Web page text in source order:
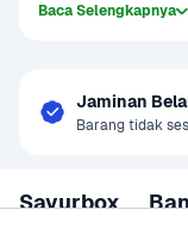
Baca Selengkapnya
Jaminan
Barang tidak
Sayurbox